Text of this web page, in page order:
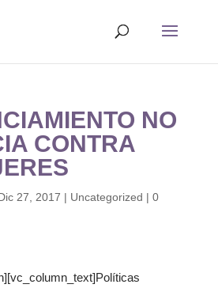
NO
CONTRA
27, 2017 | Uncategorized | 0